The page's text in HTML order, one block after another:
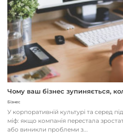
Чому ваш бізнес зупиняється,
Бізнес
У корпоративній культурі та серед
міф: якщо компанія перестала
або виникли проблеми з...